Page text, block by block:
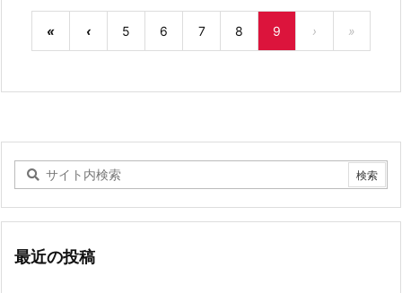
« ‹ 5 6 7 8 9 › »
最近の投稿